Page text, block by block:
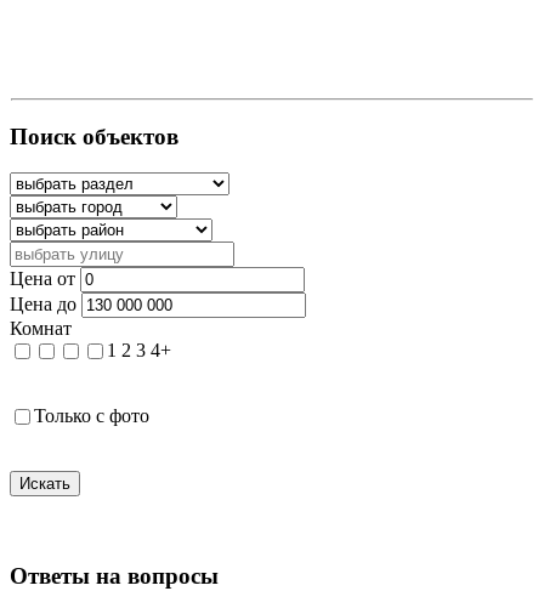
Поиск объектов
Цена от
Цена до
Комнат
1 2 3 4+
Только с фото
Искать
Ответы на вопросы